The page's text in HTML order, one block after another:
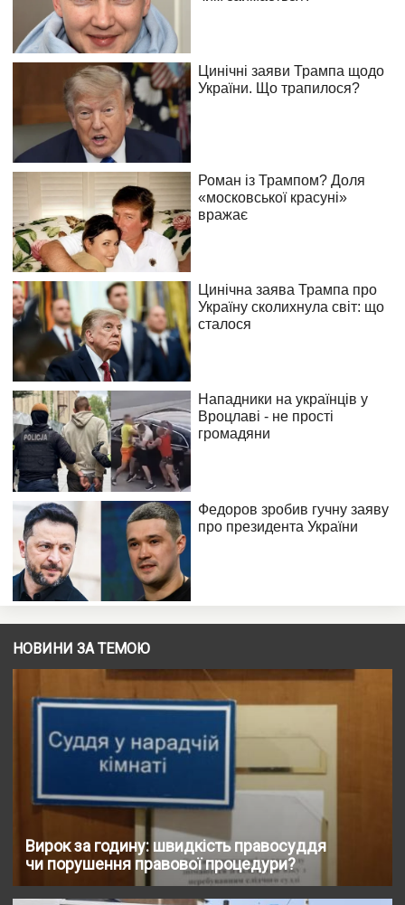
НОВИНИ ЗА ТЕМОЮ
Вирок за годину: швидкість правосуддя
чи порушення правової процедури?